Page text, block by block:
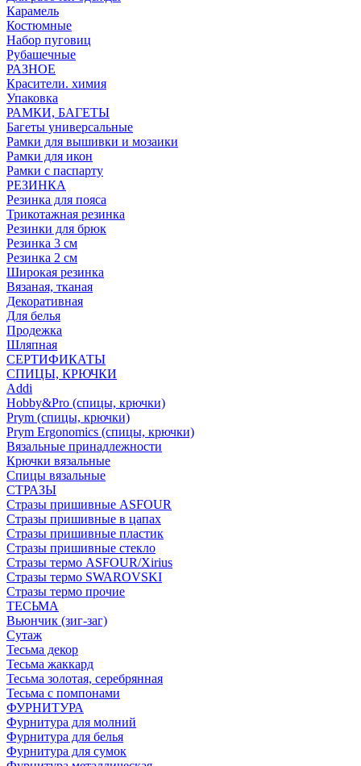
Карамель
Костюмные
Набор пуговиц
Рубашечные
РАЗНОЕ
Красители. химия
Упаковка
РАМКИ, БАГЕТЫ
Багеты универсальные
Рамки для вышивки и мозаики
Рамки для икон
Рамки с паспарту
РЕЗИНКА
Резинка для пояса
Трикотажная резинка
Резинки для брюк
Резинка 3 см
Резинка 2 см
Широкая резинка
Вязаная, тканая
Декоративная
Для белья
Продежка
Шляпная
СЕРТИФИКАТЫ
СПИЦЫ, КРЮЧКИ
Addi
Hobby&Pro (спицы, крючки)
Prym (спицы, крючки)
Prym Ergonomics (спицы, крючки)
Вязальные принадлежности
Крючки вязальные
Спицы вязальные
СТРАЗЫ
Стразы пришивные ASFOUR
Стразы пришивные в цапах
Стразы пришивные пластик
Стразы пришивные стекло
Стразы термо ASFOUR/Xirius
Стразы термо SWAROVSKI
Стразы термо прочие
ТЕСЬМА
Вьюнчик (зиг-заг)
Сутаж
Тесьма декор
Тесьма жаккард
Тесьма золотая, серебрянная
Тесьма с помпонами
ФУРНИТУРА
Фурнитура для молний
Фурнитура для белья
Фурнитура для сумок